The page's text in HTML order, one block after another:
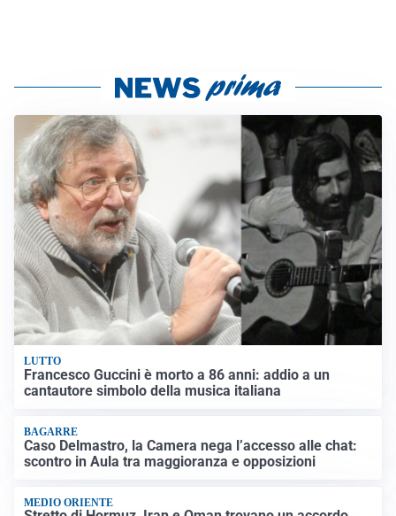
LUTTO
Francesco Guccini è morto a 86 anni: addio a un
cantautore simbolo della musica italiana
BAGARRE
Caso Delmastro, la Camera nega l’accesso alle chat:
scontro in Aula tra maggioranza e opposizioni
MEDIO ORIENTE